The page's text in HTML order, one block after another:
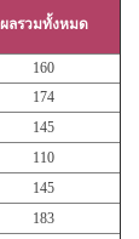
ผลรวมทั้งหมด
160
174
145
110
145
183